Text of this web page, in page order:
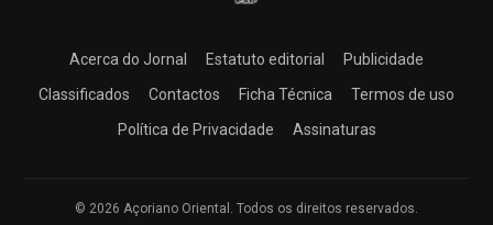
Acerca do Jornal Estatuto editorial
Publicidade
Classificados
Contactos Ficha Técnica
Termos de uso
Política de Privacidade
Assinaturas
© 2026 Açoriano Oriental. Todos os direitos reservados.